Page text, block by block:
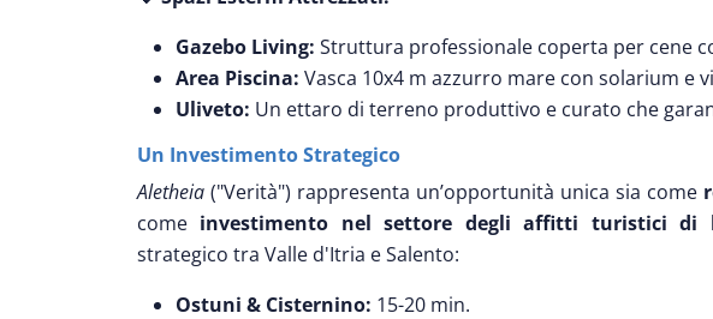
Gazebo Living: Struttura professionale coperta per cene
Area Piscina: Vasca 10x4 m azzurro mare con solarium e
Uliveto: Un ettaro di terreno produttivo e curato che
Un Investimento Strategico
Aletheia ("Verità") rappresenta un’opportunità unica sia come
come investimento nel settore degli affitti turistici di
strategico tra Valle d'Itria e Salento:
Ostuni & Cisternino: 15-20 min.